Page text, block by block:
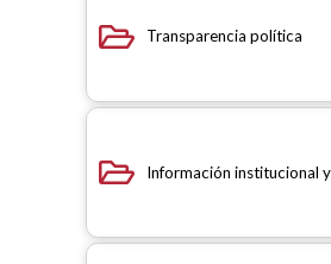
Transparencia política
Información institucional